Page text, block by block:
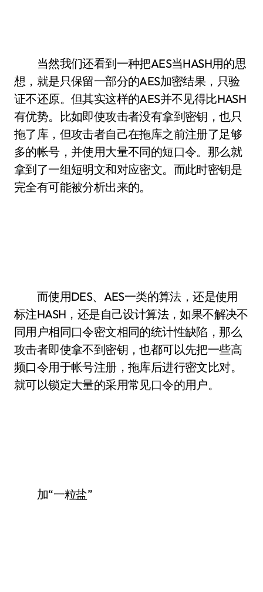
当然我们还看到一种把AES当HASH用的思
想，就是只保留一部分的AES加密结果，只验
证不还原。但其实这样的AES并不见得比HASH
有优势。比如即使攻击者没有拿到密钥，也只
拖了库，但攻击者自己在拖库之前注册了足够
多的帐号，并使用大量不同的短口令。那么就
拿到了一组短明文和对应密文。而此时密钥是
完全有可能被分析出来的。
而使用DES、AES一类的算法，还是使用
标注HASH，还是自己设计算法，如果不解决不
同用户相同口令密文相同的统计性缺陷，那么
攻击者即使拿不到密钥，也都可以先把一些高
频口令用于帐号注册，拖库后进行密文比对。
就可以锁定大量的采用常见口令的用户。
加“一粒盐”